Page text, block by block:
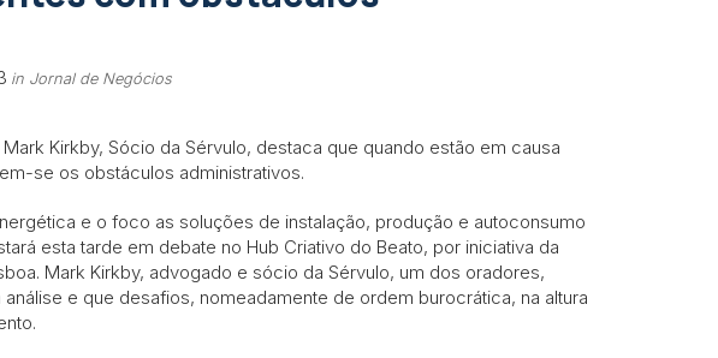
in Jornal de Negócios
Kirkby, Sócio da Sérvulo, destaca que quando estão em causa
se os obstáculos administrativos.
e o foco as soluções de instalação, produção e autoconsumo
esta tarde em debate no Hub Criativo do Beato, por iniciativa da
Mark Kirkby, advogado e sócio da Sérvulo, um dos oradores,
e que desafios, nomeadamente de ordem burocrática, na altura